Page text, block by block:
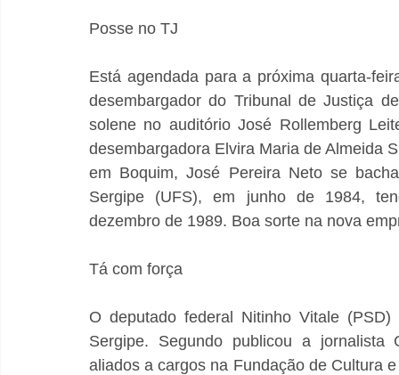
Posse no TJ
Está agendada para a próxima quarta-
desembargador do Tribunal de Justiça
solene no auditório José Rollemberg
desembargadora Elvira Maria de Almeida
em Boquim, José Pereira Neto se
Sergipe (UFS), em junho de 1984,
dezembro de 1989. Boa sorte na nova
Tá com força
O deputado federal Nitinho Vitale
Sergipe. Segundo publicou a jornalista
aliados a cargos na Fundação de Cultura